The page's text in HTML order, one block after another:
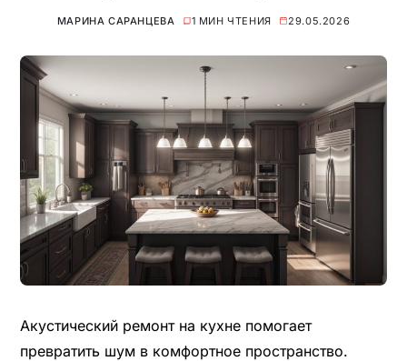
МАРИНА САРАНЦЕВА 1 МИН ЧТЕНИЯ 29.05.2026
Акустический ремонт на кухне помогает
превратить шум в комфортное пространство.